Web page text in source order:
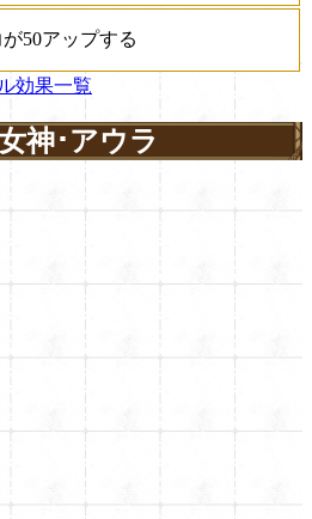
50アップする
効果一覧
神･アウラ